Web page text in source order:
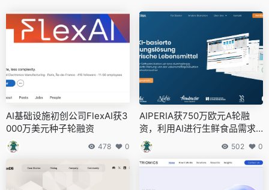
AI基础设施初创公司FlexAI获3
000万美元种子轮融资
478 0
AIPERIA获750万欧元A轮融
资，利用AI进行生鲜食品需求
规划以减少浪费
502 0